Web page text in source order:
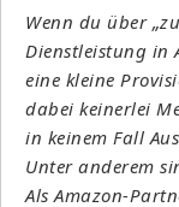
Wenn du über
Dienstleistung in
eine kleine
dabei keinerlei
in keinem Fall
Unter anderem
Als Amazon-